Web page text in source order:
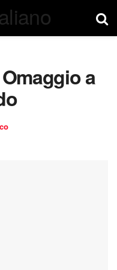
a